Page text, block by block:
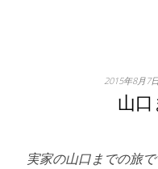
2015年8月7
山
実家の山口までの旅